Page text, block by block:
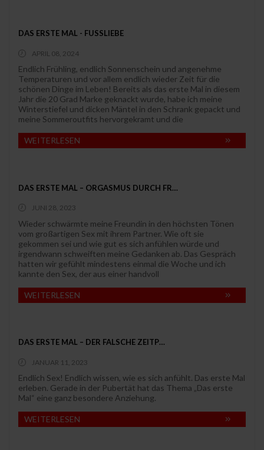
DAS ERSTE MAL - FUSSLIEBE
APRIL 08, 2024
Endlich Frühling, endlich Sonnenschein und angenehme
Temperaturen und vor allem endlich wieder Zeit für die
schönen Dinge im Leben! Bereits als das erste Mal in diesem
Jahr die 20 Grad Marke geknackt wurde, habe ich meine
Winterstiefel und dicken Mäntel in den Schrank gepackt und
meine Sommeroutfits hervorgekramt und die
WEITERLESEN
DAS ERSTE MAL – ORGASMUS DURCH FR…
JUNI 28, 2023
Wieder schwärmte meine Freundin in den höchsten Tönen
vom großartigen Sex mit ihrem Partner. Wie oft sie
gekommen sei und wie gut es sich anfühlen würde und
irgendwann schweiften meine Gedanken ab. Das Gespräch
hatten wir gefühlt mindestens einmal die Woche und ich
kannte den Sex, der aus einer handvoll
WEITERLESEN
DAS ERSTE MAL – DER FALSCHE ZEITP…
JANUAR 11, 2023
Endlich Sex! Endlich wissen, wie es sich anfühlt. Das erste Mal
erleben. Gerade in der Pubertät hat das Thema „Das erste
Mal“ eine ganz besondere Anziehung.
WEITERLESEN